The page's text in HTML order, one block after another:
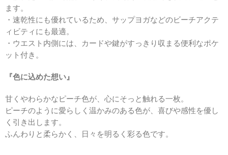
ます。
・速乾性にも優れているため、サップヨガなどのビーチアクテ
ィビティにも最適。
・ウエスト内側には、カードや鍵がすっきり収まる便利なポケ
ット付き。
『色に込めた想い』
甘くやわらかなピーチ色が、心にそっと触れる一枚。
ピーチのように愛らしく温かみのある色が、喜びや感性を優し
く引き出します。
ふんわりと柔らかく、日々を明るく彩る色です。